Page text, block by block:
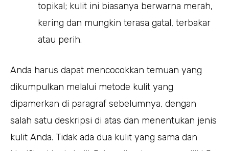
topikal; kulit ini biasanya berwarna merah,
kering dan mungkin terasa gatal, terbakar
atau perih.
Anda harus dapat mencocokkan temuan yang
dikumpulkan melalui metode kulit yang
dipamerkan di paragraf sebelumnya, dengan
salah satu deskripsi di atas dan menentukan jenis
kulit Anda. Tidak ada dua kulit yang sama dan